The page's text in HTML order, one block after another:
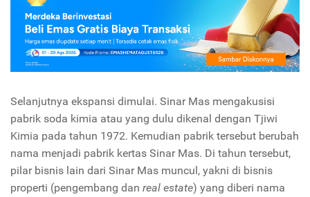
Selanjutnya ekspansi dimulai. Sinar Mas mengakusisi
pabrik soda kimia atau yang dulu dikenal dengan Tjiwi
Kimia pada tahun 1972. Kemudian pabrik tersebut berubah
nama menjadi pabrik kertas Sinar Mas. Di tahun tersebut,
pilar bisnis lain dari Sinar Mas muncul, yakni di bisnis
properti (pengembang dan real estate) yang diberi nama